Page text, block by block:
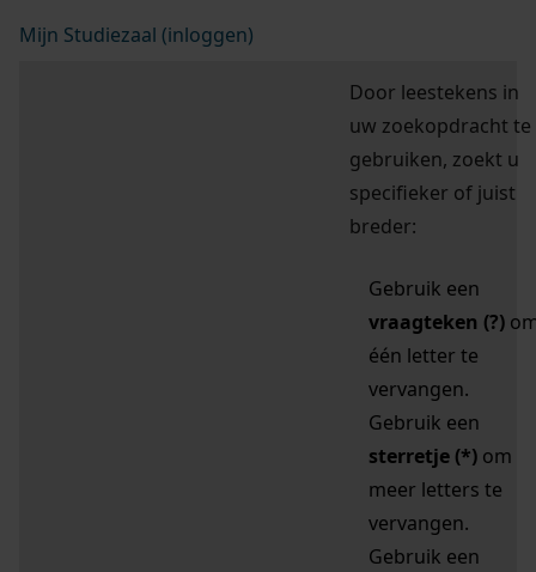
Mijn Studiezaal (inloggen)
Door leestekens in
uw zoekopdracht te
gebruiken, zoekt u
specifieker of juist
breder:
Gebruik een
vraagteken (?)
één letter te
vervangen.
Gebruik een
sterretje (*) om
meer letters te
vervangen.
Gebruik een